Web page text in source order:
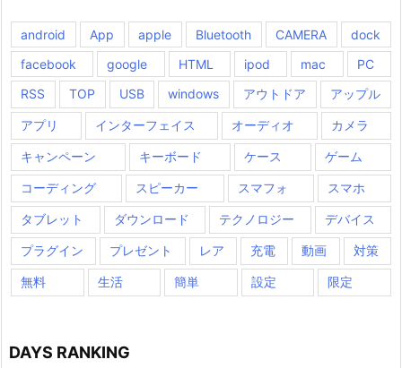
android App apple Bluetooth CAMERA
dock
facebook
google HTML ipod mac
PC
RSS
TOP USB windows アウトドア アップル
アプリ インターフェイス オーディオ カメラ
キャンペーン キーボード ケース ゲーム
コーディング スピーカー スマフォ スマホ
タブレット ダウンロード テクノロジー デバイス
プラグイン プレゼント レア 充電 動画 対策
無料 生活 簡単 設定 限定
DAYS RANKING